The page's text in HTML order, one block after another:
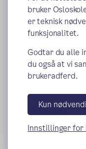
bruker
er teknisk
funksjonalitet.
Godtar du alle
du også at vi
brukeradferd.
Kun
Innstillinger for
Fagsnakk -
muntlig
Metodikken
med muntlig
Metodikken
Live...